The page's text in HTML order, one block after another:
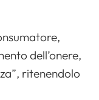
dell’onere,
ritenendolo